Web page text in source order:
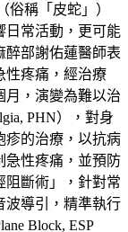
俗稱「皮蛇」）
日常活動，更可能
醉部謝佑蓮醫師表
性疼痛，經治療
月，演變為難以治
PHN），對身
疹的治療，以抗病
急性疼痛，並預防
阻斷術」，針對常
波導引，精準執行
Block, ESP